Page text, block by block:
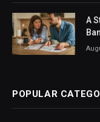
A
POPULAR